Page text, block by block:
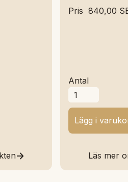
Pris 840,00
Antal
Läs mer